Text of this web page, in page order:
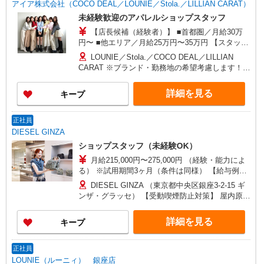
アイア株式会社（COCO DEAL／LOUNIE／Stola.／LILLIAN CARAT）
未経験歓迎のアパレルショップスタッフ
【店長候補（経験者）】 ■首都圏／月給30万
円〜 ■他エリア／月給25万円〜35万円 【スタッ
フ】 ■首都圏／月給24万3,800円〜40万円 ■大阪／
月給23万3,500円〜35万円 ■京都、兵庫、愛知、岐
阜、福岡／月給22万7,800円〜35万円 ■他エリア／
月給22万2,100円〜35万円 固定残業手当含む（1ヶ
月あたり20時間）※超過時は追加支給 首都圏エリ
ア：30,800円 大阪：29,500円 京都、兵庫、愛知、
LOUNIE／Stola.／COCO DEAL／LILLIAN
CARAT ※ブランド・勤務地の希望考慮します！※
道、宮城（仙台）、愛知、岐阜、大阪、兵庫、京
都、和歌山、岡山、広島、愛媛、福岡、長崎、宮
崎、熊本などの各店舗で募集しています。
大宮店／ルミネ有楽町店 ルミネ立川店／ルミネ町
田店／池袋PARCO店／東京スカイツリータウン・
ソラマチ店 イクスピアリ店／イオンレイクタウン
店／ジョイナス店／テラスモール湘南店 タカシマ
ヤ ゲートタワーモール店／イオンモール各務原イ
ンター店／イオン大高SC店 なんばCITY店／天王
宮ガーデンズ店 ルクアイーレ大阪店／岡山一番街
店／ミナモア広島店／博多阪急店／天神ソラリア
プラザ店 ▽他、詳しくは備考をご参照ください。
キープ 詳細を見る
正社員
DIESEL GINZA
ショップスタッフ（未経験OK）
月給215,000円〜275,000円 （経験・能力によ
る） ※試用期間3ヶ月（条件は同様） 【給与例】
月給245,000円 別途、残業代全額支給 (社会人経
験2年、アパレル経験あり)
DIESEL GINZA （東京都中央区銀座3-2-15 ギ
ンザ・グラッセ） 【受動喫煙防止対策】 屋内原則
キープ 詳細を見る
正社員
LOUNIE（ルーニィ） 銀座店